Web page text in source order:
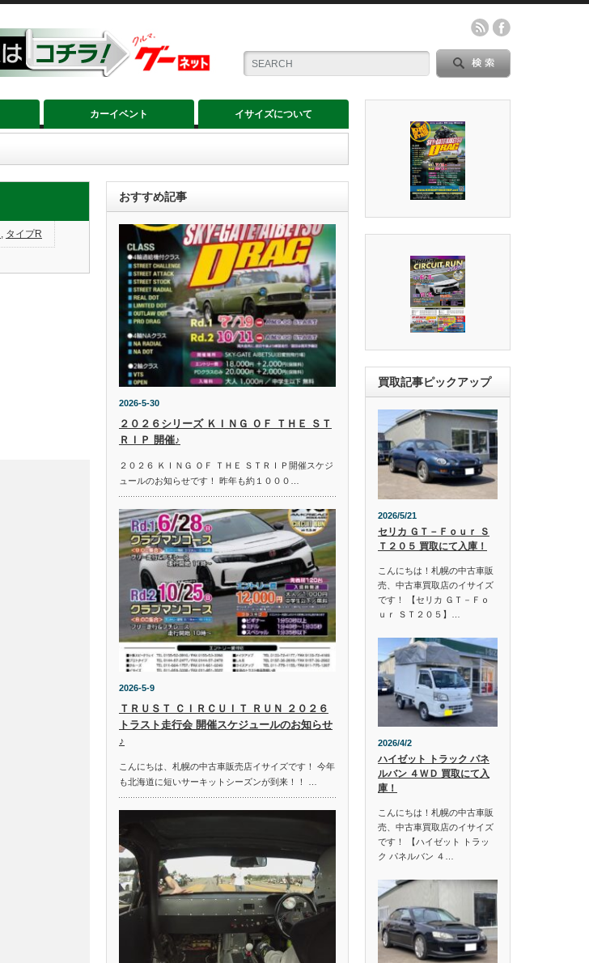
カーイベント イサイズについて
, タイプR
おすすめ記事
2026-5-30
２０２６シリーズ ＫＩＮＧ ＯＦ ＴＨＥ ＳＴ
ＲＩＰ 開催♪
２０２６ ＫＩＮＧ ＯＦ ＴＨＥ ＳＴＲＩＰ開催スケジ
ュールのお知らせです！ 昨年も約１０００…
2026-5-9
ＴＲＵＳＴ ＣＩＲＣＵＩＴ ＲＵＮ ２０２６
トラスト走行会 開催スケジュールのお知らせ
♪
こんにちは、札幌の中古車販売店イサイズです！ 今年
も北海道に短いサーキットシーズンが到来！！ …
買取記事ピックアップ
2026/5/21
セリカ ＧＴ－Ｆｏｕｒ Ｓ
Ｔ２０５ 買取にて入庫！
こんにちは！札幌の中古車販
売、中古車買取店のイサイズ
です！ 【セリカ ＧＴ－Ｆｏ
ｕｒ ＳＴ２０５】…
2026/4/2
ハイゼット トラック パネ
ルバン ４ＷＤ 買取にて入
庫！
こんにちは！札幌の中古車販
売、中古車買取店のイサイズ
です！ 【ハイゼット トラッ
ク パネルバン ４…